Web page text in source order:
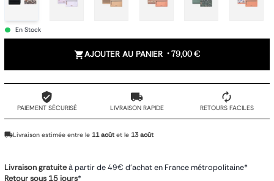
En Stock
AJOUTER AU PANIER •79,00 €
PAIEMENT SÉCURISÉ LIVRAISON RAPIDE RETOURS FACILES
Livraison estimée entre le 11 août et le 13 août
Livraison gratuiteà partir de 49€ d'achat en France métropolitaine*
Retour sous 15 jours*